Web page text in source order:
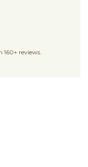
160+ reviews.